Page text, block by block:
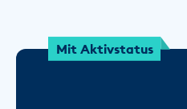
Mit Aktivstatus